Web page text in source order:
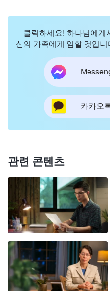
매의 과거 여러 악행과
는 언제나 사탄의 편에
었습니다. 저는 장화 자
역을 방해하고 교란하는
니다. 만약 제가 장화 자
두 폭로한다면 사람을 제
녀는 분명 교회에서 제
그녀는 하나님 집과는 아
이임에도 결혼도 하지 않
앞으로 어디로 갈까 싶었
발탁하고 챙겨 주었던 일
도 저러지도 못하는 난감
하자니 그녀의 평소 모습
지키지 않는 것이며 하나
같았습니다. 이리저리 고
각해 냈습니다. 이 일들
클릭하세요! 하나님에게
신의 가족에게 임할 것입니
카카오
관련 콘텐츠